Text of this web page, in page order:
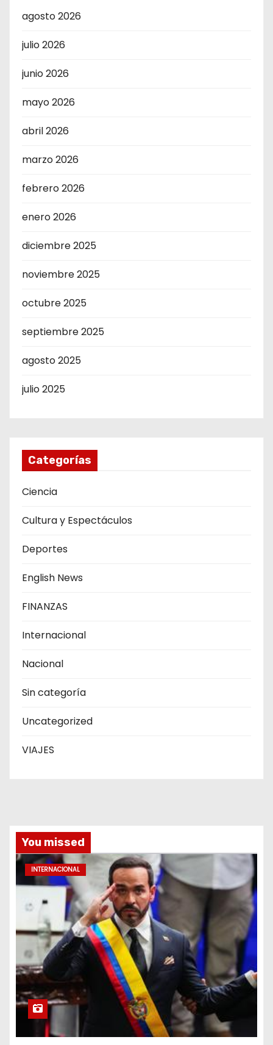
agosto 2026
julio 2026
junio 2026
mayo 2026
abril 2026
marzo 2026
febrero 2026
enero 2026
diciembre 2025
noviembre 2025
octubre 2025
septiembre 2025
agosto 2025
julio 2025
Categorías
Ciencia
Cultura y Espectáculos
Deportes
English News
FINANZAS
Internacional
Nacional
Sin categoría
Uncategorized
VIAJES
You missed
INTERNACIONAL